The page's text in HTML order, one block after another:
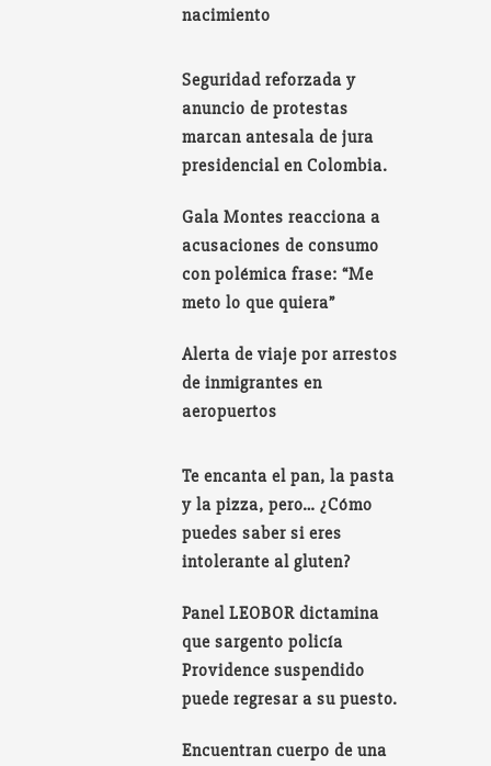
nacimiento
Seguridad reforzada y
anuncio de protestas
marcan antesala de jura
presidencial en Colombia.
Gala Montes reacciona a
acusaciones de consumo
con polémica frase: “Me
meto lo que quiera”
Alerta de viaje por arrestos
de inmigrantes en
aeropuertos
Te encanta el pan, la pasta
y la pizza, pero… ¿Cómo
puedes saber si eres
intolerante al gluten?
Panel LEOBOR dictamina
que sargento policía
Providence suspendido
puede regresar a su puesto.
Encuentran cuerpo de una